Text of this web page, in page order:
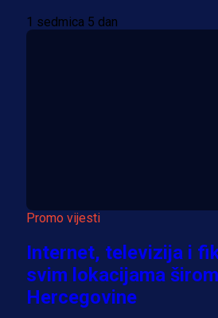
1 sedmica 5 dan
Promo vijesti
Internet, televizija i
svim lokacijama
Hercegovine